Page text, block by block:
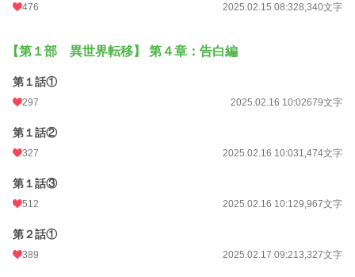
476 2025.02.15 08:328,340文字
【第１部 異世界転移】 第４章：告白編
第１話①
297 2025.02.16 10:02679文字
第１話②
327 2025.02.16 10:031,474文字
第１話③
512 2025.02.16 10:129,967文字
第２話①
389 2025.02.17 09:213,327文字